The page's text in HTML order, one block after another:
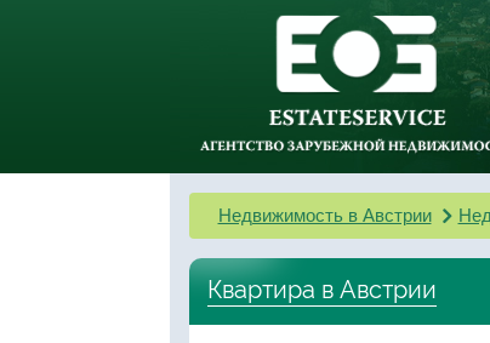
Недвижимость в Австрии
Квартира в Австрии